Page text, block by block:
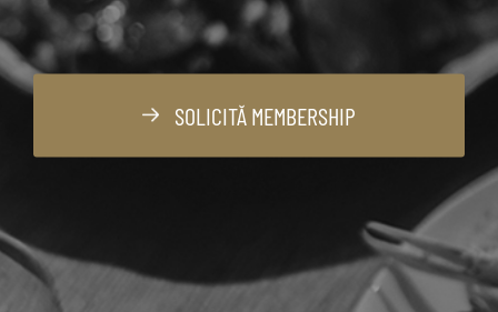
SOLICITĂ MEMBERSHIP